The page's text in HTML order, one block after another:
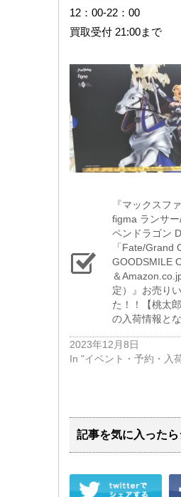
12：00-22：00
買取受付 21:00まで
『マックスフ
figma ​ランサー
ペンドラゴン
「Fate/Grand
GOODSMILE
＆
定）』お売り
た！！【桃太
の入荷情報とな
2023年12月8日
In "イベント・予約・入
記事を気に入った